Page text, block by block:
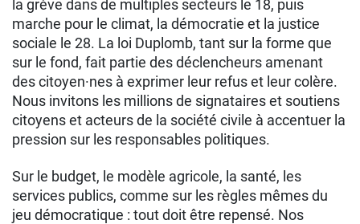
la grève dans de multiples secteurs le 18, puis
marche pour le climat, la démocratie et la justice
sociale le 28. La loi Duplomb, tant sur la forme que
sur le fond, fait partie des déclencheurs amenant
des citoyen·nes à exprimer leur refus et leur colère.
Nous invitons les millions de signataires et soutiens
citoyens et acteurs de la société civile à accentuer la
pression sur les responsables politiques.
Sur le budget, le modèle agricole, la santé, les
services publics, comme sur les règles mêmes du
jeu démocratique : tout doit être repensé. Nos